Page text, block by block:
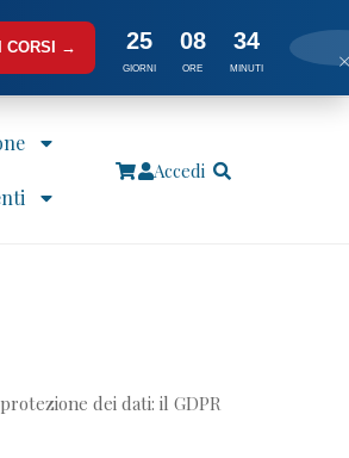
CORSI → 25
GIORNI
08
ORE
34
MINUTI ×
Accedi
dei dati: il GDPR